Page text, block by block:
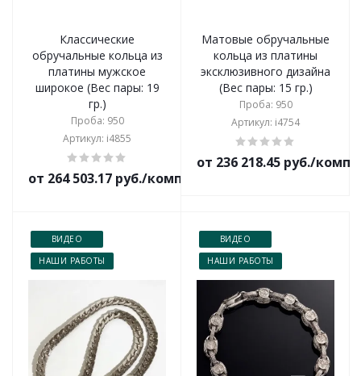
Классические
обручальные кольца из
платины мужское
широкое (Вес пары: 19
гр.)
Проба: 950
Артикул: i4855
от 264 503.17 руб./комплект
Матовые обручальные
кольца из платины
эксклюзивного дизайна
(Вес пары: 15 гр.)
Проба: 950
Артикул: i4754
от 236 218.45 руб./
ВИДЕО
НАШИ РАБОТЫ
ВИДЕО
НАШИ РАБОТЫ